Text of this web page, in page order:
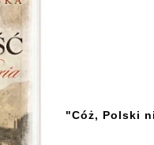
"Cóż, Polski